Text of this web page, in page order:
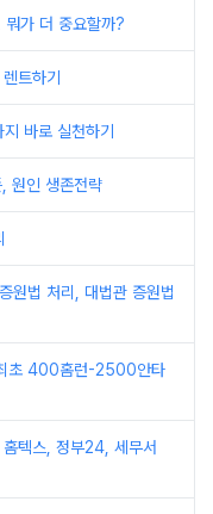
가 더 중요할까?
트하기
바로 실천하기
원인 생존전략
원법 처리, 대법관 증원법
초 400홈런-2500안타
텍스, 정부24, 세무서